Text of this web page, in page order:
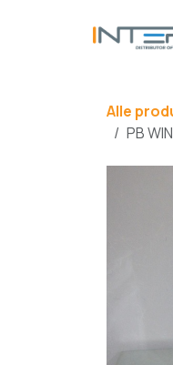
Alle
PB